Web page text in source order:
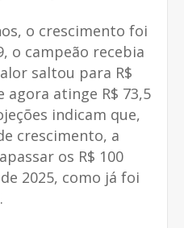
o crescimento foi
o campeão recebia
saltou para R$
agora atinge R$ 73,5
indicam que,
crescimento, a
os R$ 100
2025, como já foi